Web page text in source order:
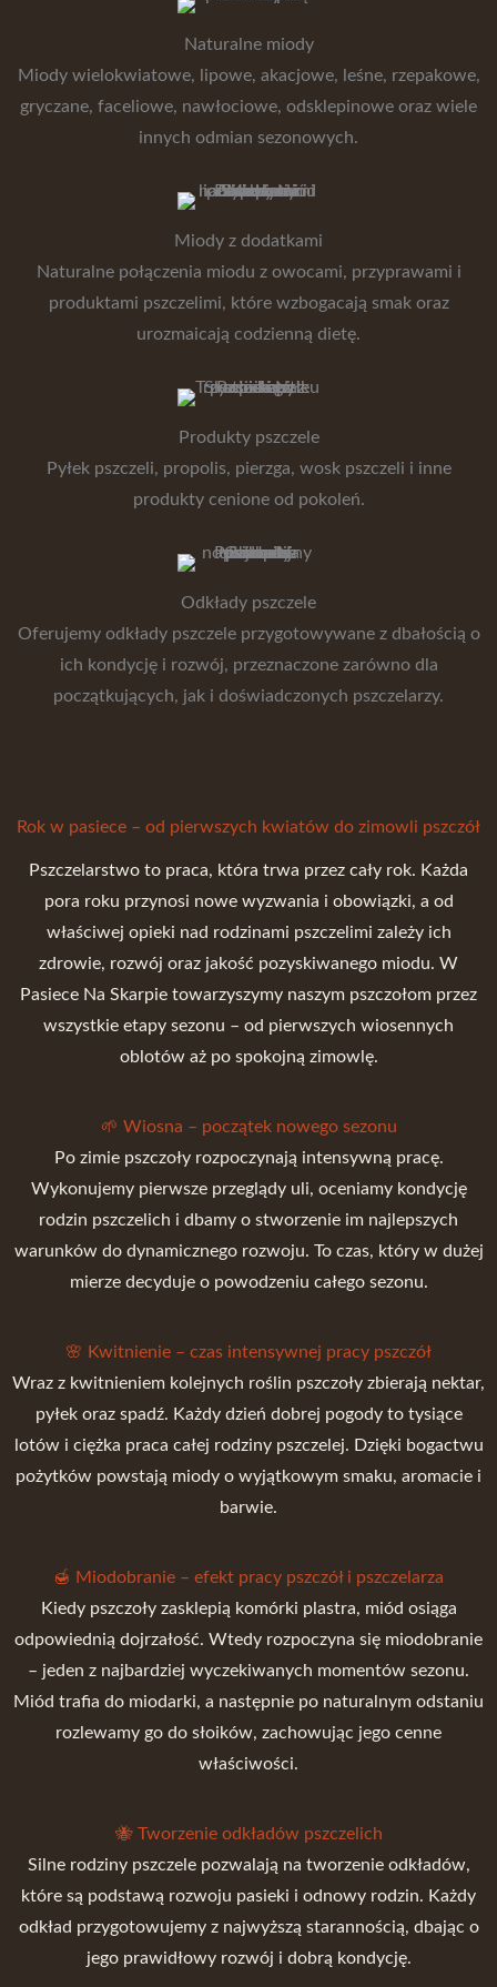
Naturalne miody
Miody wielokwiatowe, lipowe, akacjowe, leśne, rzepakowe,
gryczane, faceliowe, nawłociowe, odsklepinowe oraz wiele
innych odmian sezonowych.
Miody z dodatkami
Naturalne połączenia miodu z owocami, przyprawami i
produktami pszczelimi, które wzbogacają smak oraz
urozmaicają codzienną dietę.
Produkty pszczele
Pyłek pszczeli, propolis, pierzga, wosk pszczeli i inne
produkty cenione od pokoleń.
Odkłady pszczele
Oferujemy odkłady pszczele przygotowywane z dbałością o
ich kondycję i rozwój, przeznaczone zarówno dla
początkujących, jak i doświadczonych pszczelarzy.
Rok w pasiece – od pierwszych kwiatów do zimowli pszczół
Pszczelarstwo to praca, która trwa przez cały rok. Każda
pora roku przynosi nowe wyzwania i obowiązki, a od
właściwej opieki nad rodzinami pszczelimi zależy ich
zdrowie, rozwój oraz jakość pozyskiwanego miodu. W
Pasiece Na Skarpie towarzyszymy naszym pszczołom przez
wszystkie etapy sezonu – od pierwszych wiosennych
oblotów aż po spokojną zimowlę.
🌱 Wiosna – początek nowego sezonu
Po zimie pszczoły rozpoczynają intensywną pracę.
Wykonujemy pierwsze przeglądy uli, oceniamy kondycję
rodzin pszczelich i dbamy o stworzenie im najlepszych
warunków do dynamicznego rozwoju. To czas, który w dużej
mierze decyduje o powodzeniu całego sezonu.
🌸 Kwitnienie – czas intensywnej pracy pszczół
Wraz z kwitnieniem kolejnych roślin pszczoły zbierają nektar,
pyłek oraz spadź. Każdy dzień dobrej pogody to tysiące
lotów i ciężka praca całej rodziny pszczelej. Dzięki bogactwu
pożytków powstają miody o wyjątkowym smaku, aromacie i
barwie.
🍯 Miodobranie – efekt pracy pszczół i pszczelarza
Kiedy pszczoły zasklepią komórki plastra, miód osiąga
odpowiednią dojrzałość. Wtedy rozpoczyna się miodobranie
– jeden z najbardziej wyczekiwanych momentów sezonu.
Miód trafia do miodarki, a następnie po naturalnym odstaniu
rozlewamy go do słoików, zachowując jego cenne
właściwości.
🐝 Tworzenie odkładów pszczelich
Silne rodziny pszczele pozwalają na tworzenie odkładów,
które są podstawą rozwoju pasieki i odnowy rodzin. Każdy
odkład przygotowujemy z najwyższą starannością, dbając o
jego prawidłowy rozwój i dobrą kondycję.